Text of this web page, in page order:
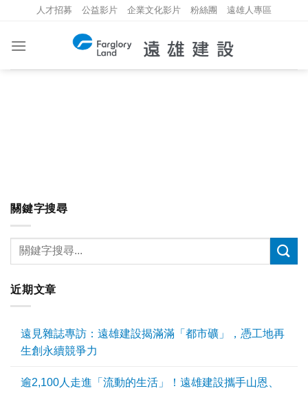
content
人才招募 公益影片 企業文化影片 粉絲團 遠雄人專區
關鍵字搜尋
近期文章
遠見雜誌專訪：遠雄建設揭滿滿「都市礦」，憑工地再
生創永續競爭力
逾2,100人走進「流動的生活」！遠雄建設攜手山恩、